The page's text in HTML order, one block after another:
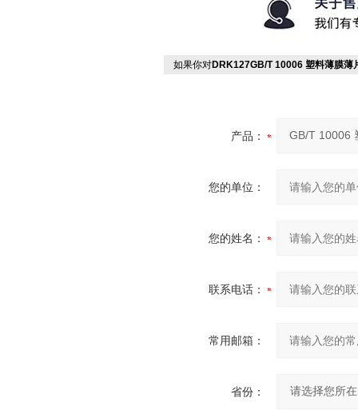
如果你对DRK127GB/T 10006 塑料薄膜薄
产品：
您的单位：
您的姓名：
联系电话：
常用邮箱：
省份：